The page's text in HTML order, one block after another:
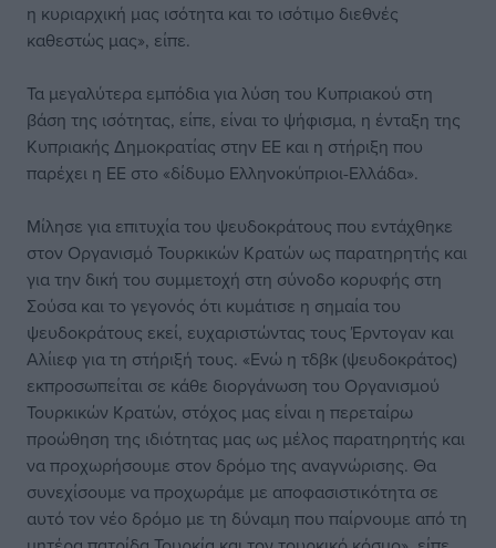
η κυριαρχική μας ισότητα και το ισότιμο διεθνές
καθεστώς μας», είπε.
Τα μεγαλύτερα εμπόδια για λύση του Κυπριακού στη
βάση της ισότητας, είπε, είναι το ψήφισμα, η ένταξη της
Κυπριακής Δημοκρατίας στην ΕΕ και η στήριξη που
παρέχει η ΕΕ στο «δίδυμο Ελληνοκύπριοι-Ελλάδα».
Μίλησε για επιτυχία του ψευδοκράτους που εντάχθηκε
στον Οργανισμό Τουρκικών Κρατών ως παρατηρητής και
για την δική του συμμετοχή στη σύνοδο κορυφής στη
Σούσα και το γεγονός ότι κυμάτισε η σημαία του
ψευδοκράτους εκεί, ευχαριστώντας τους Έρντογαν και
Αλίιεφ για τη στήριξή τους. «Ενώ η τδβκ (ψευδοκράτος)
εκπροσωπείται σε κάθε διοργάνωση του Οργανισμού
Τουρκικών Κρατών, στόχος μας είναι η περεταίρω
προώθηση της ιδιότητας μας ως μέλος παρατηρητής και
να προχωρήσουμε στον δρόμο της αναγνώρισης. Θα
συνεχίσουμε να προχωράμε με αποφασιστικότητα σε
αυτό τον νέο δρόμο με τη δύναμη που παίρνουμε από τη